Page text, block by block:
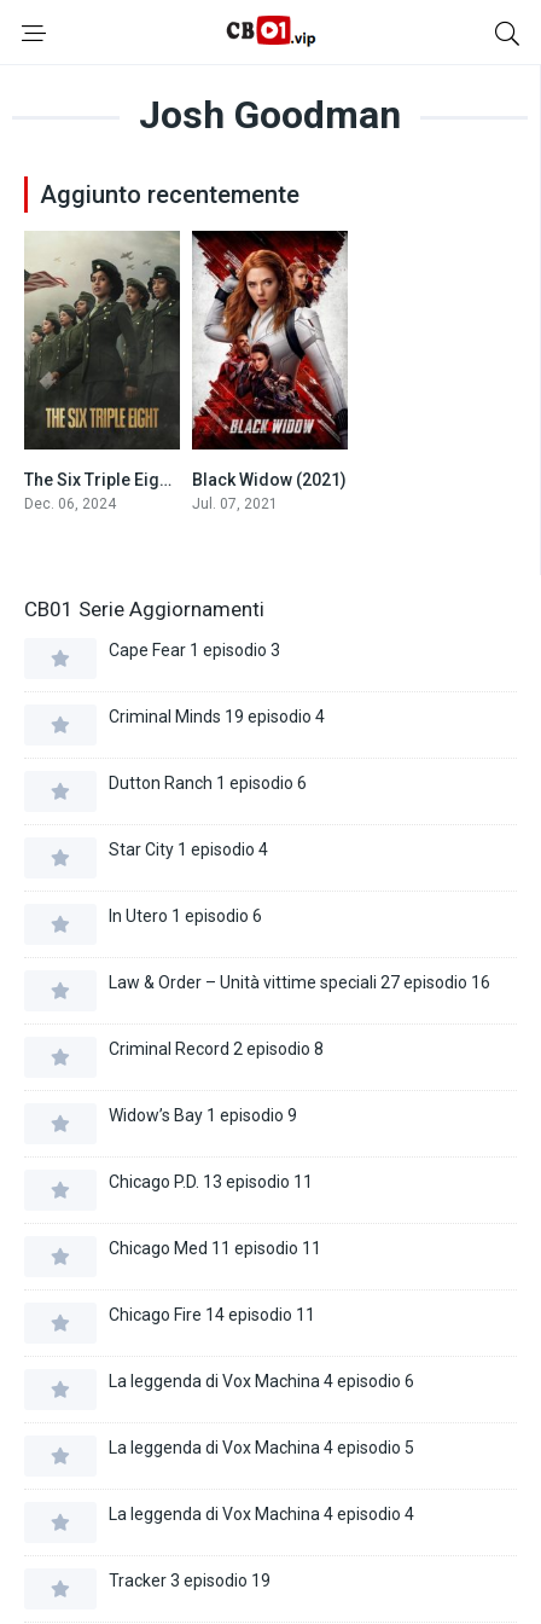
Josh Goodman
Aggiunto recentemente
6
The Six Triple Eight (2024)
Dec. 06, 2024
7.3
Black Widow (2021)
Jul. 07, 2021
CB01 Serie Aggiornamenti
Cape Fear 1 episodio 3
Criminal Minds 19 episodio 4
Dutton Ranch 1 episodio 6
Star City 1 episodio 4
In Utero 1 episodio 6
Law & Order – Unità vittime speciali 27 episodio 16
Criminal Record 2 episodio 8
Widow’s Bay 1 episodio 9
Chicago P.D. 13 episodio 11
Chicago Med 11 episodio 11
Chicago Fire 14 episodio 11
La leggenda di Vox Machina 4 episodio 6
La leggenda di Vox Machina 4 episodio 5
La leggenda di Vox Machina 4 episodio 4
Tracker 3 episodio 19